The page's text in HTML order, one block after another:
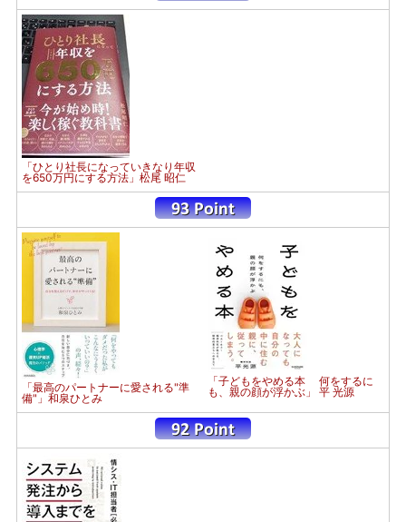
「ひとり社長になっていきなり年収
を650万円にする方法」松尾 昭仁
「最高のパートナーに愛される"準
備"」和泉ひとみ
「子どもをやめる本 何をするに
も、親の顔が浮かぶ」 平 光源